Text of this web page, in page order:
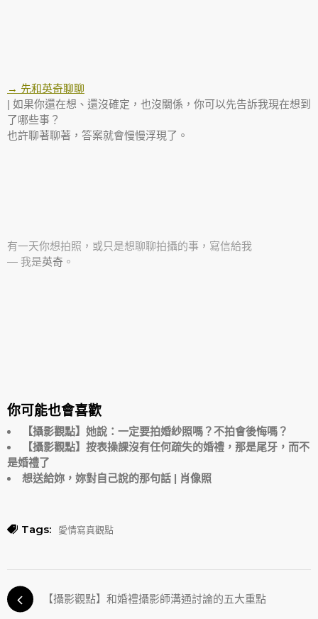
→ 先和英奇聊聊
| 如果你還在想、還沒確定，也沒關係，你可以先告訴我現在想到
了哪些事？
也許聊著聊著，答案就會慢慢浮現了。
有一天你想拍照，或只是想聊聊拍攝的事，寫信給我
— 我是英奇 。
你可能也會喜歡
【攝影觀點】她說：一定要拍婚紗照嗎？不拍會後悔嗎？
【攝影觀點】按表操課沒有任何疏失的婚禮，那是尾牙，而不
是婚禮了
想送給妳，妳對自己說的那句話 | 肖像照
Tags: 愛情寫真觀點
【攝影觀點】和婚禮攝影師溝通討論的五大重點